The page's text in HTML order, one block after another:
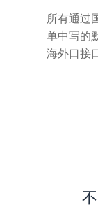
所有通过
单中写的
海外口接